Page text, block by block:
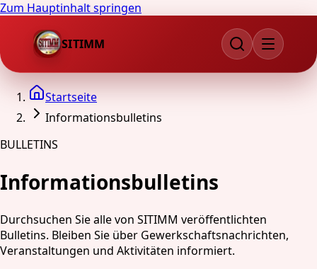
Zum Hauptinhalt springen
SITIMM
Startseite
Informationsbulletins
BULLETINS
Informationsbulletins
Durchsuchen Sie alle von SITIMM veröffentlichten
Bulletins. Bleiben Sie über Gewerkschaftsnachrichten,
Veranstaltungen und Aktivitäten informiert.